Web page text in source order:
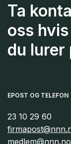
Ta
oss
du lurer
EPOST OG TELEFON
23 10 29 60
medlem@nnn.no